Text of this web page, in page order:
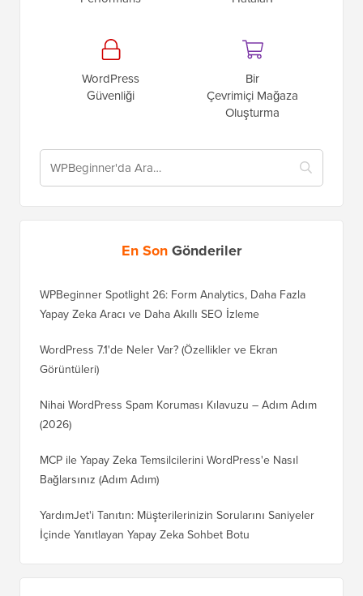
WordPress
Güvenliği
Bir
Çevrimiçi Mağaza
Oluşturma
En SonGönderiler
WPBeginner Spotlight 26: Form Analytics, Daha Fazla
Yapay Zeka Aracı ve Daha Akıllı SEO İzleme
WordPress 7.1'de Neler Var? (Özellikler ve Ekran
Görüntüleri)
Nihai WordPress Spam Koruması Kılavuzu – Adım Adım
(2026)
MCP ile Yapay Zeka Temsilcilerini WordPress'e Nasıl
Bağlarsınız (Adım Adım)
YardımJet'i Tanıtın: Müşterilerinizin Sorularını Saniyeler
İçinde Yanıtlayan Yapay Zeka Sohbet Botu